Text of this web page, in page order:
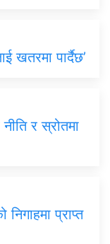
खतरमा पार्दैछ’
र स्रोतमा
प्राप्त